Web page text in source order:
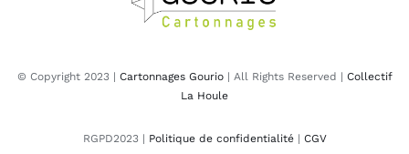
© Copyright 2023 | Cartonnages Gourio| All Rights Reserved | Collectif
La Houle
RGPD2023 | Politique de confidentialité| CGV